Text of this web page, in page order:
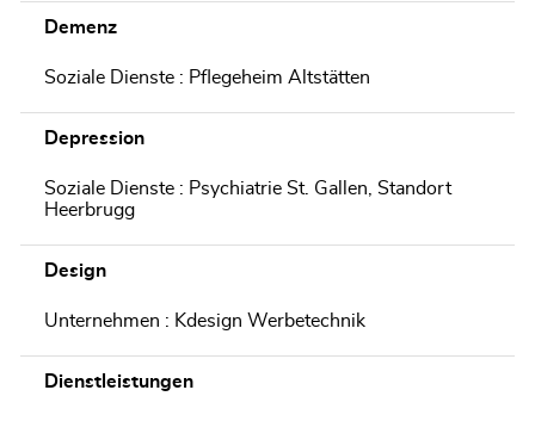
Demenz
Soziale Dienste : Pflegeheim Altstätten
Depression
Soziale Dienste : Psychiatrie St. Gallen, Standort
Heerbrugg
Design
Unternehmen : Kdesign Werbetechnik
Dienstleistungen